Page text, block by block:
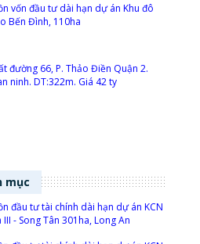
vốn đầu tư dài hạn dự án Khu đô
Bến Đình, 110ha
đường 66, P. Thảo Điền Quận 2.
ninh. DT:322m. Giá 42 ty
mục
đầu tư tài chính dài hạn dự án KCN
- Song Tân 301ha, Long An